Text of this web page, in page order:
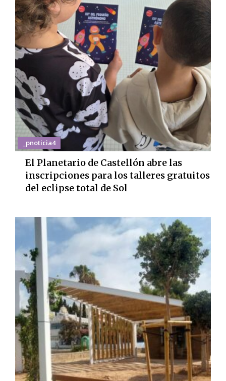
_pnoticia4
El Planetario de Castellón abre las
inscripciones para los talleres gratuitos
del eclipse total de Sol